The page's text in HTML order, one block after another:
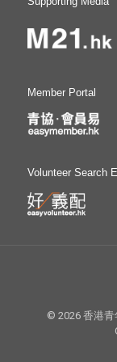
Member Portal
Volunteer Search
© 2026 香港青